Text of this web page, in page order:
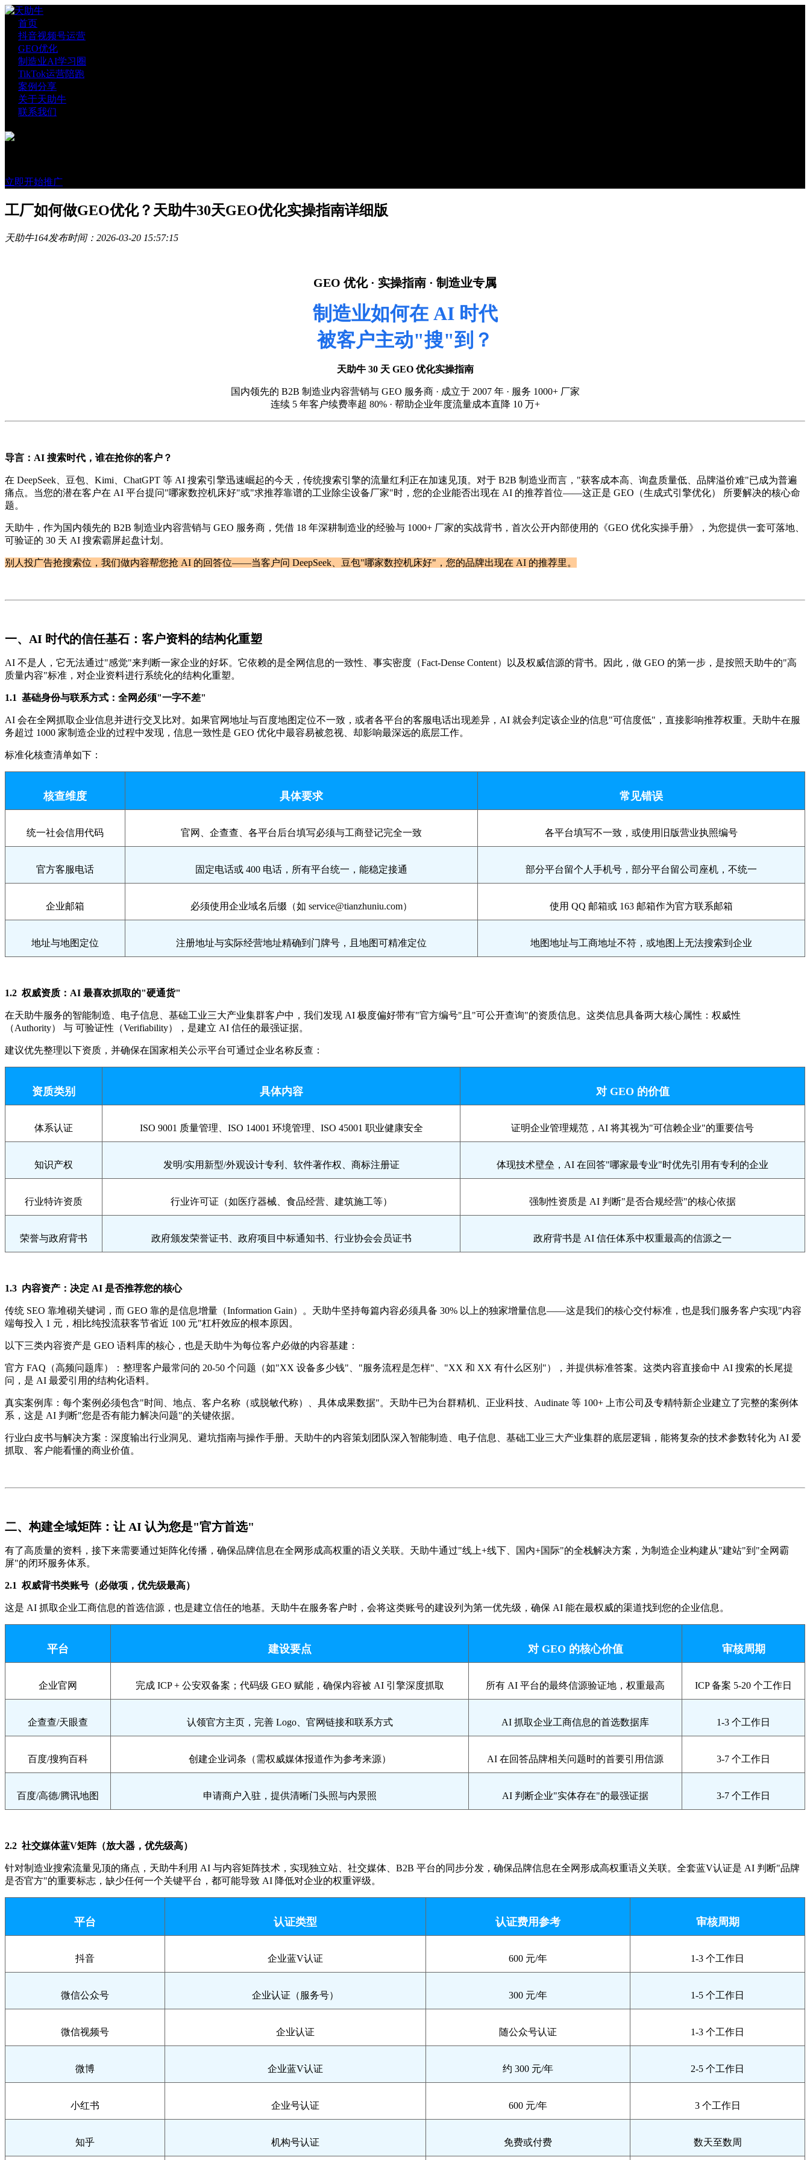
首页
抖音视频号运营
GEO优化
制造业AI学习圈
TikTok运营陪跑
案例分享
关于天助牛
联系我们
立即开始推广
工厂如何做GEO优化？天助牛30天GEO优化实操指南详细版
天助牛164发布时间：2026-03-20 15:57:15
GEO 优化 · 实操指南 · 制造业专属
制造业如何在 AI 时代
被客户主动"搜"到？
天助牛 30 天 GEO 优化实操指南
国内领先的 B2B 制造业内容营销与 GEO 服务商 · 成立于 2007 年 · 服务 1000+ 厂家
连续 5 年客户续费率超 80% · 帮助企业年度流量成本直降 10 万+
导言：AI 搜索时代，谁在抢你的客户？
在 DeepSeek、豆包、Kimi、ChatGPT 等 AI 搜索引擎迅速崛起的今天，传统搜索引擎的流量红利正在加速见顶。对于 B2B 制造业而言，"获客成本高、询盘质量低、品牌溢价难"已成为普遍
痛点。当您的潜在客户在 AI 平台提问"哪家数控机床好"或"求推荐靠谱的工业除尘设备厂家"时，您的企业能否出现在 AI 的推荐首位——这正是 GEO（生成式引擎优化） 所要解决的核心命
题。
天助牛，作为国内领先的 B2B 制造业内容营销与 GEO 服务商，凭借 18 年深耕制造业的经验与 1000+ 厂家的实战背书，首次公开内部使用的《GEO 优化实操手册》，为您提供一套可落地、
可验证的 30 天 AI 搜索霸屏起盘计划。
别人投广告抢搜索位，我们做内容帮您抢 AI 的回答位——当客户问 DeepSeek、豆包"哪家数控机床好"，您的品牌出现在 AI 的推荐里。
一、AI 时代的信任基石：客户资料的结构化重塑
AI 不是人，它无法通过"感觉"来判断一家企业的好坏。它依赖的是全网信息的一致性、事实密度（Fact-Dense Content）以及权威信源的背书。因此，做 GEO 的第一步，是按照天助牛的"高
质量内容"标准，对企业资料进行系统化的结构化重塑。
1.1 基础身份与联系方式：全网必须"一字不差"
AI 会在全网抓取企业信息并进行交叉比对。如果官网地址与百度地图定位不一致，或者各平台的客服电话出现差异，AI 就会判定该企业的信息"可信度低"，直接影响推荐权重。天助牛在服
务超过 1000 家制造企业的过程中发现，信息一致性是 GEO 优化中最容易被忽视、却影响最深远的底层工作。
标准化核查清单如下：
核查维度 具体要求 常见错误
统一社会信用代码 官网、企查查、各平台后台填写必须与工商登记完全一致 各平台填写不一致，或使用旧版营业执照编号
官方客服电话 固定电话或 400 电话，所有平台统一，能稳定接通 部分平台留个人手机号，部分平台留公司座机，不统一
企业邮箱 必须使用企业域名后缀（如 service@tianzhuniu.com） 使用 QQ 邮箱或 163 邮箱作为官方联系邮箱
地址与地图定位 注册地址与实际经营地址精确到门牌号，且地图可精准定位 地图地址与工商地址不符，或地图上无法搜索到企业
1.2 权威资质：AI 最喜欢抓取的"硬通货"
在天助牛服务的智能制造、电子信息、基础工业三大产业集群客户中，我们发现 AI 极度偏好带有"官方编号"且"可公开查询"的资质信息。这类信息具备两大核心属性：权威性
（Authority） 与 可验证性（Verifiability），是建立 AI 信任的最强证据。
建议优先整理以下资质，并确保在国家相关公示平台可通过企业名称反查：
资质类别 具体内容 对 GEO 的价值
体系认证 ISO 9001 质量管理、ISO 14001 环境管理、ISO 45001 职业健康安全 证明企业管理规范，AI 将其视为"可信赖企业"的重要信号
知识产权 发明/实用新型/外观设计专利、软件著作权、商标注册证 体现技术壁垒，AI 在回答"哪家最专业"时优先引用有专利的企业
行业特许资质 行业许可证（如医疗器械、食品经营、建筑施工等） 强制性资质是 AI 判断"是否合规经营"的核心依据
荣誉与政府背书 政府颁发荣誉证书、政府项目中标通知书、行业协会会员证书 政府背书是 AI 信任体系中权重最高的信源之一
1.3 内容资产：决定 AI 是否推荐您的核心
传统 SEO 靠堆砌关键词，而 GEO 靠的是信息增量（Information Gain）。天助牛坚持每篇内容必须具备 30% 以上的独家增量信息——这是我们的核心交付标准，也是我们服务客户实现"内容
端每投入 1 元，相比纯投流获客节省近 100 元"杠杆效应的根本原因。
以下三类内容资产是 GEO 语料库的核心，也是天助牛为每位客户必做的内容基建：
官方 FAQ（高频问题库）：整理客户最常问的 20-50 个问题（如"XX 设备多少钱"、"服务流程是怎样"、"XX 和 XX 有什么区别"），并提供标准答案。这类内容直接命中 AI 搜索的长尾提
问，是 AI 最爱引用的结构化语料。
真实案例库：每个案例必须包含"时间、地点、客户名称（或脱敏代称）、具体成果数据"。天助牛已为台群精机、正业科技、Audinate 等 100+ 上市公司及专精特新企业建立了完整的案例体
系，这是 AI 判断"您是否有能力解决问题"的关键依据。
行业白皮书与解决方案：深度输出行业洞见、避坑指南与操作手册。天助牛的内容策划团队深入智能制造、电子信息、基础工业三大产业集群的底层逻辑，能将复杂的技术参数转化为 AI 爱
抓取、客户能看懂的商业价值。
二、构建全域矩阵：让 AI 认为您是"官方首选"
有了高质量的资料，接下来需要通过矩阵化传播，确保品牌信息在全网形成高权重的语义关联。天助牛通过"线上+线下、国内+国际"的全栈解决方案，为制造企业构建从"建站"到"全网霸
屏"的闭环服务体系。
2.1 权威背书类账号（必做项，优先级最高）
这是 AI 抓取企业工商信息的首选信源，也是建立信任的地基。天助牛在服务客户时，会将这类账号的建设列为第一优先级，确保 AI 能在最权威的渠道找到您的企业信息。
平台 建设要点 对 GEO 的核心价值 审核周期
企业官网 完成 ICP + 公安双备案；代码级 GEO 赋能，确保内容被 AI 引擎深度抓取 所有 AI 平台的最终信源验证地，权重最高 ICP 备案 5-20 个工作日
企查查/天眼查 认领官方主页，完善 Logo、官网链接和联系方式 AI 抓取企业工商信息的首选数据库 1-3 个工作日
百度/搜狗百科 创建企业词条（需权威媒体报道作为参考来源） AI 在回答品牌相关问题时的首要引用信源 3-7 个工作日
百度/高德/腾讯地图 申请商户入驻，提供清晰门头照与内景照 AI 判断企业"实体存在"的最强证据 3-7 个工作日
2.2 社交媒体蓝V矩阵（放大器，优先级高）
针对制造业搜索流量见顶的痛点，天助牛利用 AI 与内容矩阵技术，实现独立站、社交媒体、B2B 平台的同步分发，确保品牌信息在全网形成高权重语义关联。全套蓝V认证是 AI 判断"品牌
是否官方"的重要标志，缺少任何一个关键平台，都可能导致 AI 降低对企业的权重评级。
平台 认证类型 认证费用参考 审核周期
抖音 企业蓝V认证 600 元/年 1-3 个工作日
微信公众号 企业认证（服务号） 300 元/年 1-5 个工作日
微信视频号 企业认证 随公众号认证 1-3 个工作日
微博 企业蓝V认证 约 300 元/年 2-5 个工作日
小红书 企业号认证 600 元/年 3 个工作日
知乎 机构号认证 免费或付费 数天至数周